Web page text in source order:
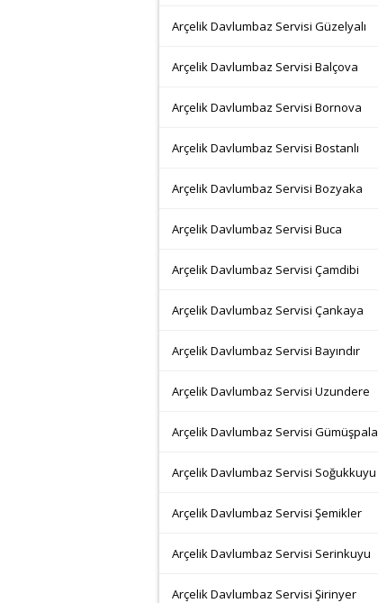
Arçelik Davlumbaz Servisi Güzelyalı
Arçelik Davlumbaz Servisi Balçova
Arçelik Davlumbaz Servisi Bornova
Arçelik Davlumbaz Servisi Bostanlı
Arçelik Davlumbaz Servisi Bozyaka
Arçelik Davlumbaz Servisi Buca
Arçelik Davlumbaz Servisi Çamdibi
Arçelik Davlumbaz Servisi Çankaya
Arçelik Davlumbaz Servisi Bayındır
Arçelik Davlumbaz Servisi Uzundere
Arçelik Davlumbaz Servisi Gümüşpala
Arçelik Davlumbaz Servisi Soğukkuyu
Arçelik Davlumbaz Servisi Şemikler
Arçelik Davlumbaz Servisi Serinkuyu
Arçelik Davlumbaz Servisi Şirinyer